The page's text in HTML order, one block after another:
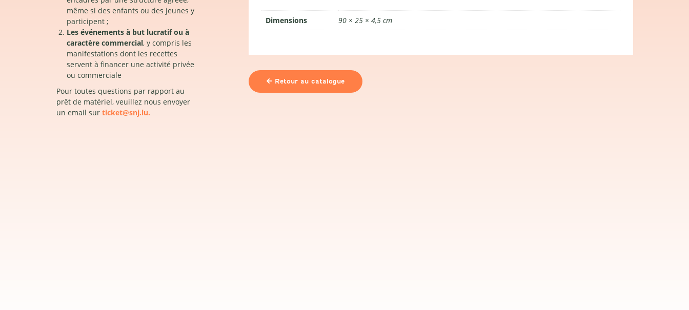
même si des enfants ou des jeunes y
participent ;
Les événements à but lucratif ou à
caractère commercial, y compris les
manifestations dont les recettes
servent à financer une activité privée
ou commerciale
Pour toutes questions par rapport au
prêt de matériel, veuillez nous envoyer
un email sur ticket@snj.lu.
Dimensions 90 × 25 × 4,5 cm
Retour au catalogue